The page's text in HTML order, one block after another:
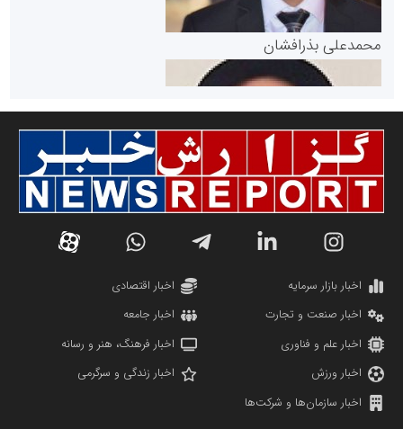
پایگاه خبری گفتمان یزد
دانشگاه سئوی ایران
سازمان صنعت،معدن و تجارت
محمدعلی بذرافشان
مریم حاج نوروز نظری
اخبار بازار سرمایه
اخبار اقتصادی
اخبار صنعت و تجارت
اخبار جامعه
اخبار علم و فناوری
اخبار فرهنگ، هنر و رسانه
اخبار ورزش
اخبار زندگی و سرگرمی
اخبار سازمان‌ها و شرکت‌ها